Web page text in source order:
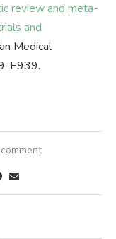
review and meta-
and
Medical
E939.